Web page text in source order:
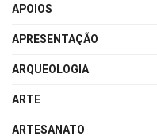
APOIOS
APRESENTAÇÃO
ARQUEOLOGIA
ARTE
ARTESANATO